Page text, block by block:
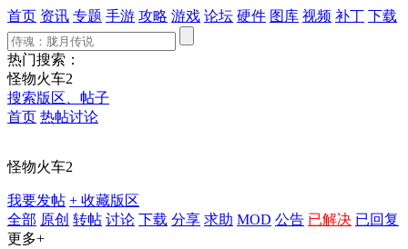
首页 资讯 专题 手游 攻略 游戏 论坛 硬件 图库 视频 补丁 下载
热门搜索：
怪物火车2
搜索版区、帖子
首页 热帖讨论
怪物火车2
我要发帖 + 收藏版区
全部 原创 转帖 讨论 下载 分享 求助 MOD 公告 已解决 已回复
更多+